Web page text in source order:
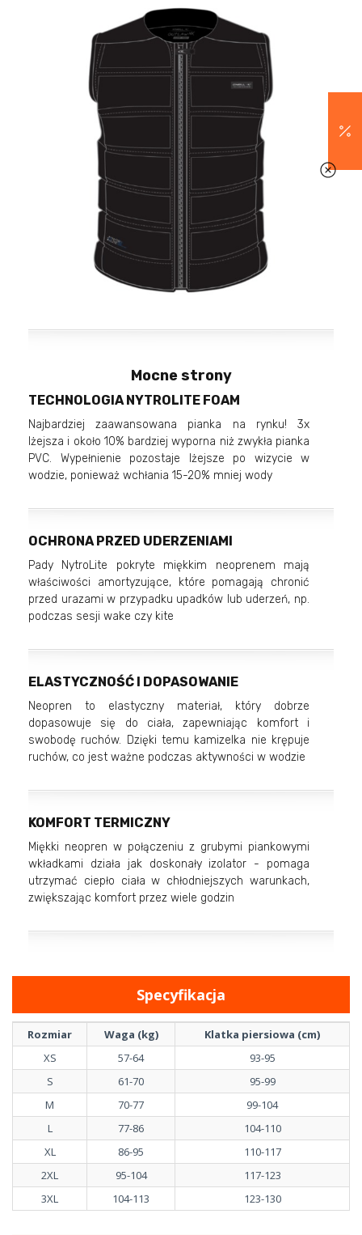
Mocne strony
TECHNOLOGIA NYTROLITE FOAM
Najbardziej zaawansowana pianka na rynku! 3x
lżejsza i około 10% bardziej wyporna niż zwykła pianka
PVC. Wypełnienie pozostaje lżejsze po wizycie w
wodzie, ponieważ wchłania 15-20% mniej wody
OCHRONA PRZED UDERZENIAMI
Pady NytroLite pokryte miękkim neoprenem mają
właściwości amortyzujące, które pomagają chronić
przed urazami w przypadku upadków lub uderzeń, np.
podczas sesji wake czy kite
ELASTYCZNOŚĆ I DOPASOWANIE
Neopren to elastyczny materiał, który dobrze
dopasowuje się do ciała, zapewniając komfort i
swobodę ruchów. Dzięki temu kamizelka nie krępuje
ruchów, co jest ważne podczas aktywności w wodzie
KOMFORT TERMICZNY
Miękki neopren w połączeniu z grubymi piankowymi
wkładkami działa jak doskonały izolator - pomaga
utrzymać ciepło ciała w chłodniejszych warunkach,
zwiększając komfort przez wiele godzin
Specyfikacja
Rozmiar Waga (kg)
Klatka piersiowa (cm)
XS
57-64
93-95
S
61-70
95-99
M
70-77
99-104
L
77-86
104-110
XL
86-95
110-117
2XL
95-104
117-123
3XL
104-113 123-130